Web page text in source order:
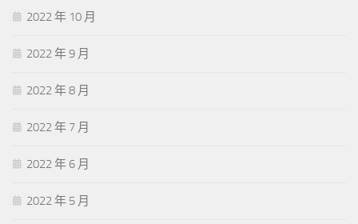
2022 年 10 月
2022 年 9 月
2022 年 8 月
2022 年 7 月
2022 年 6 月
2022 年 5 月